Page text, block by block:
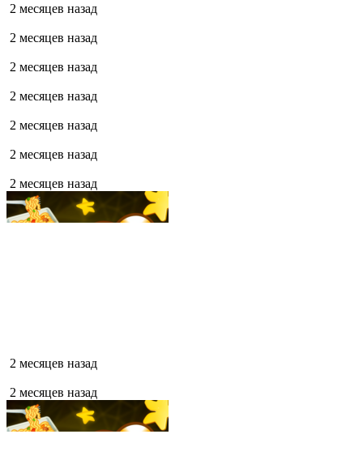
2 месяцев назад
2 месяцев назад
2 месяцев назад
2 месяцев назад
2 месяцев назад
2 месяцев назад
2 месяцев назад
2 месяцев назад
2 месяцев назад